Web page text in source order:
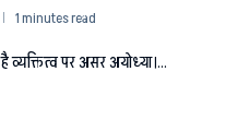
1 minutes read
पर असर अयोध्या।…